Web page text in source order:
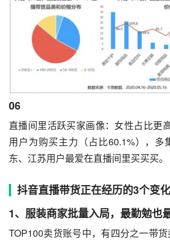
06
直播间里活跃买家画像：女性占比更
用户为购买主力（占比60.1%），多
东、江苏用户最爱在直播间里买买买。
抖音直播带货正在经历的3个变化
1、服装商家批量入局，最勤勉也
TOP100卖货账号中，有四分之一带